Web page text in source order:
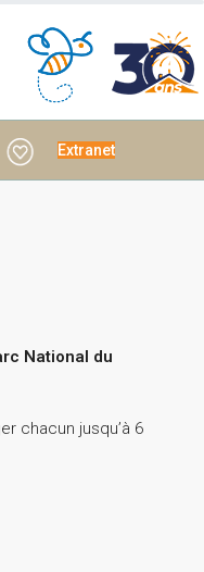
Extranet
National du
chacun jusqu’à 6